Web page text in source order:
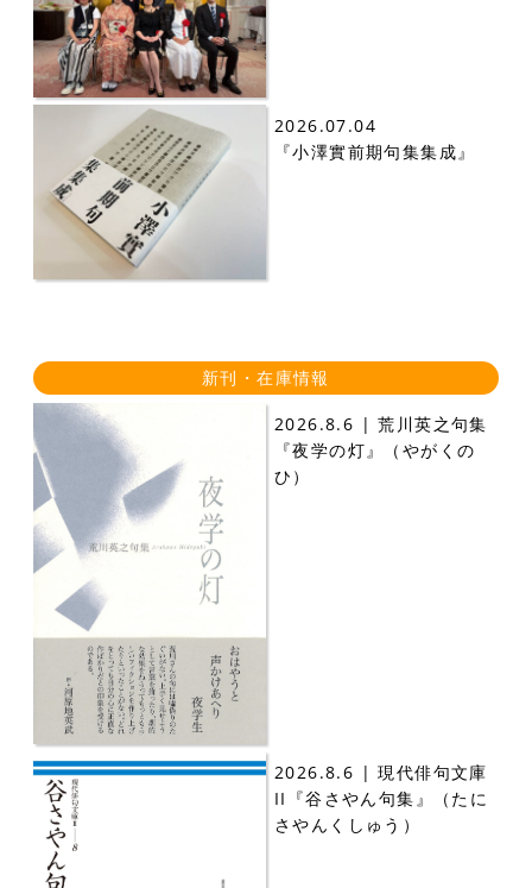
2026.07.04
『小澤實前期句集集成』
新刊・在庫情報
2026.8.6 | 荒川英之句集
『夜学の灯』（やがくの
ひ）
2026.8.6 | 現代俳句文庫
II『谷さやん句集』（たに
さやんくしゅう）